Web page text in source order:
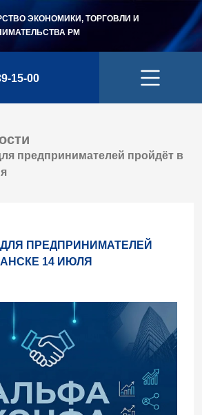
ЭКОНОМИКИ, ТОРГОВЛИ И
РМ
15-00
предпринимателей пройдёт в
ПРЕДПРИНИМАТЕЛЕЙ
14 ИЮЛЯ